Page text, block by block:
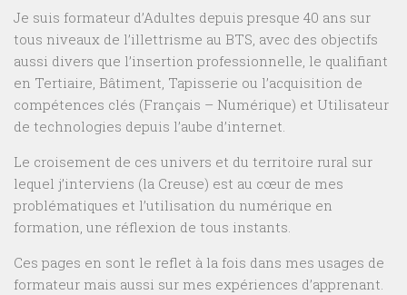
Je suis formateur d’Adultes depuis presque 40 ans sur
tous niveaux de l’illettrisme au BTS, avec des objectifs
aussi divers que l’insertion professionnelle, le qualifiant
en Tertiaire, Bâtiment, Tapisserie ou l’acquisition de
compétences clés (Français – Numérique) et Utilisateur
de technologies depuis l’aube d’internet.
Le croisement de ces univers et du territoire rural sur
lequel j’interviens (la Creuse) est au cœur de mes
problématiques et l’utilisation du numérique en
formation, une réflexion de tous instants.
Ces pages en sont le reflet à la fois dans mes usages de
formateur mais aussi sur mes expériences d’apprenant.